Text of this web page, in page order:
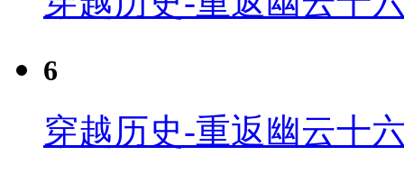
6
穿越历史-重返幽云十